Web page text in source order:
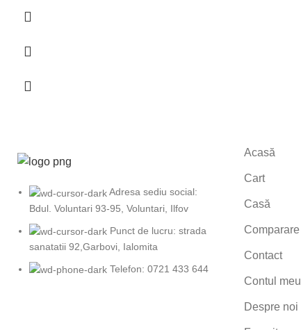
Adresa sediu social:
Bdul. Voluntari 93-95, Voluntari, Ilfov
Punct de lucru: strada
sanatatii 92,Garbovi, Ialomita
Telefon: 0721 433 644
Acasă
Cart
Casă
Comparare
Contact
Contul meu
Despre noi